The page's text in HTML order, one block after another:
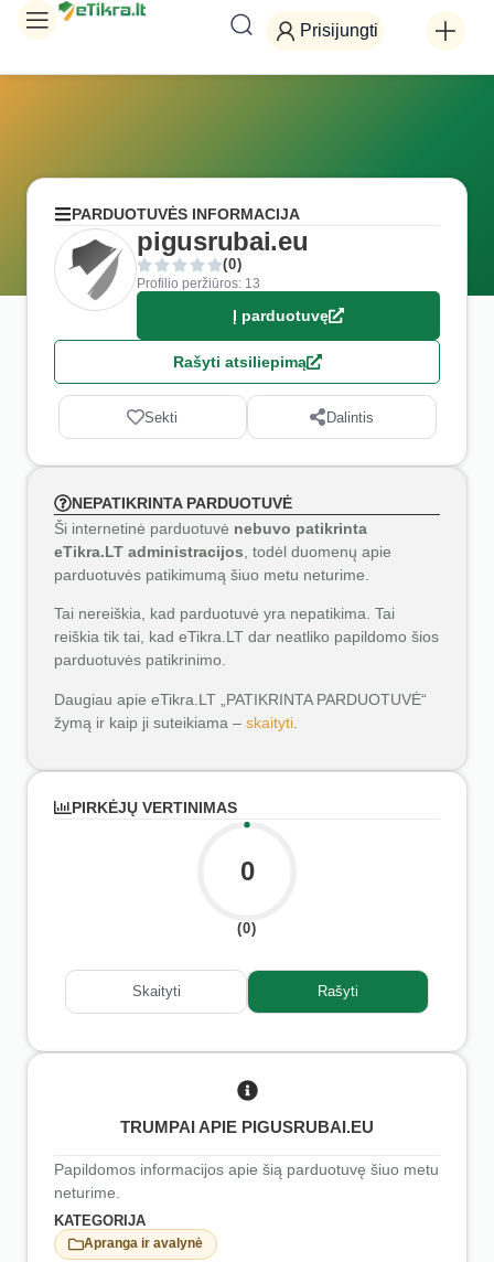
Prisijungti
PARDUOTUVĖS INFORMACIJA
pigusrubai.eu
(0)
Profilio peržiūros: 13
Į parduotuvę
Rašyti atsiliepimą
Sekti Dalintis
NEPATIKRINTA PARDUOTUVĖ
Ši internetinė parduotuvė nebuvo patikrinta
eTikra.LT administracijos , todėl duomenų apie
parduotuvės patikimumą šiuo metu neturime.
Tai nereiškia, kad parduotuvė yra nepatikima. Tai
reiškia tik tai, kad eTikra.LT dar neatliko papildomo šios
parduotuvės patikrinimo.
Daugiau apie eTikra.LT „PATIKRINTA PARDUOTUVĖ“
žymą ir kaip ji suteikiama – skaityti
PIRKĖJŲ VERTINIMAS
0
(0)
Skaityti Rašyti
TRUMPAI APIE PIGUSRUBAI.EU
Papildomos informacijos apie šią parduotuvę šiuo metu
neturime.
KATEGORIJA
Apranga ir avalynė